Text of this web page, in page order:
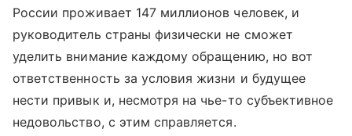
России проживает 147 миллионов человек, и
руководитель страны физически не сможет
уделить внимание каждому обращению, но вот
ответственность за условия жизни и будущее
нести привык и, несмотря на чье-то субъективное
недовольство, с этим справляется.